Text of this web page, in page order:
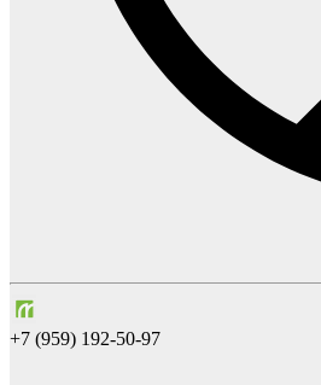
+7 (959) 192-50-97